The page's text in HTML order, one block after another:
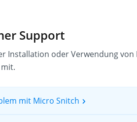
Support
Installation oder Verwendung
mit Micro Snitch